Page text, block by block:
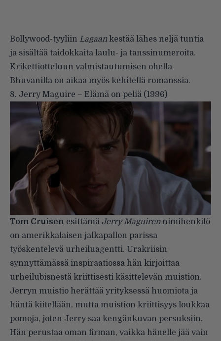
Bollywood-tyyliin Lagaankestää lähes neljä tuntia
ja sisältää taidokkaita laulu- ja tanssinumeroita.
Krikettiotteluun valmistautumisen ohella
Bhuvanilla on aikaa myös kehitellä romanssia.
8. Jerry Maguire – Elämä on peliä (1996)
Tom Cruisen esittämä Jerry Maguirennimihenkilö
on amerikkalaisen jalkapallon parissa
työskentelevä urheiluagentti. Urakriisin
synnyttämässä inspiraatiossa hän kirjoittaa
urheilubisnestä kriittisesti käsittelevän muistion.
Jerryn muistio herättää yrityksessä huomiota ja
häntä kiitellään, mutta muistion kriittisyys loukkaa
pomoja, joten Jerry saa kengänkuvan persuksiin.
Hän perustaa oman firman, vaikka hänelle jää vain